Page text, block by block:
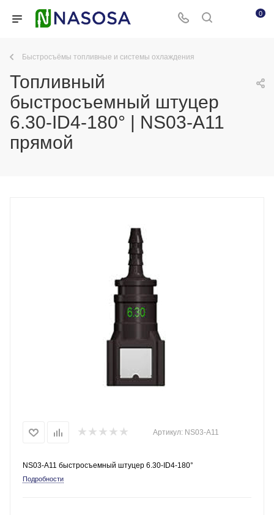
0
Быстросъёмы топливные и системы охлаждения
Топливный
быстросъемный штуцер
6.30-ID4-180° | NS03-A11
прямой
Артикул: NS03-A11
NS03-A11 быстросъемный штуцер 6.30-ID4-180°
Подробности